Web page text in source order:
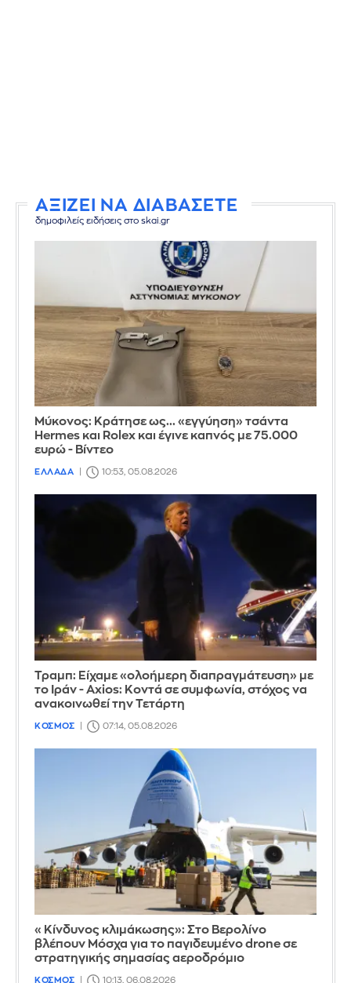
ΑΞΙΖΕΙ ΝΑ ΔΙΑΒΑΣΕΤΕ
δημοφιλείς ειδήσεις στο skai.gr
Μύκονος: Κράτησε ως... «εγγύηση» τσάντα
Hermes και Rolex και έγινε καπνός με 75.000
ευρώ - Βίντεο
ΕΛΛΑΔΑ 10:53, 05.08.2026
Τραμπ: Είχαμε «ολοήμερη διαπραγμάτευση» με
το Ιράν - Axios: Κοντά σε συμφωνία, στόχος να
ανακοινωθεί την Τετάρτη
ΚΟΣΜΟΣ 07:14, 05.08.2026
«Κίνδυνος κλιμάκωσης»: Στο Βερολίνο
βλέπουν Μόσχα για το παγιδευμένο drone σε
στρατηγικής σημασίας αεροδρόμιο
ΚΟΣΜΟΣ 10:13, 06.08.2026